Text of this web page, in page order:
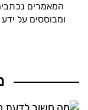
ומבוססים על